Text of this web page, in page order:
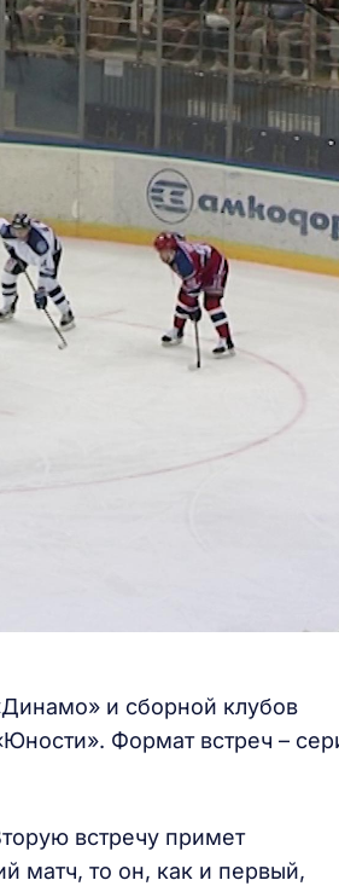
и сборной клубов
Формат встреч –
встречу примет
матч, то он, как и первый,